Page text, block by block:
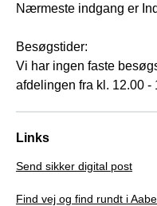
Links
Send sikker digital post
Find vej og find rundt i
Nærmeste indgang er
Besøgstider:
Vi har ingen faste
afdelingen fra kl. 12.00 -